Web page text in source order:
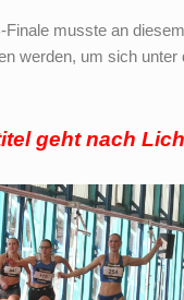
Finale musste an
werden, um sich unter
geht nach